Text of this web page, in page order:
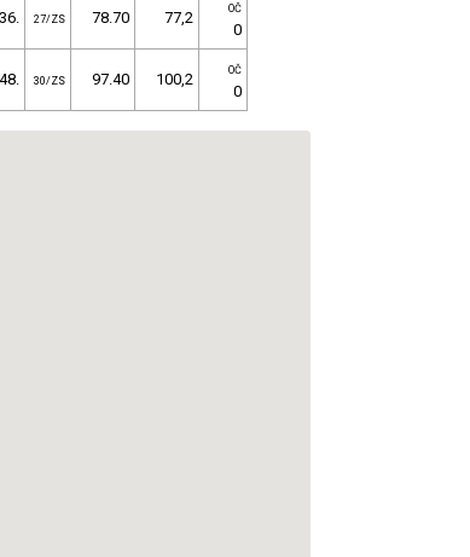
27/ZS 78.70 77,2 OČ
0
30/ZS 97.40 100,2 OČ
0